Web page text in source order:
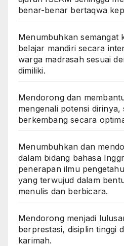
benar-benar bertaqwa
Menumbuhkan semangat
belajar mandiri secara
warga madrasah sesuai
dimiliki.
Mendorong dan
mengenali potensi dirinya,
berkembang secara
Menumbuhkan dan
dalam bidang bahasa
penerapan ilmu
yang terwujud dalam
menulis dan berbicara.
Mendorong menjadi
berprestasi, disiplin tinggi
karimah.